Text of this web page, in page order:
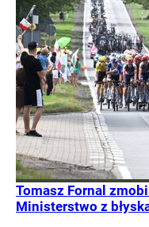
Tomasz Fornal
Ministerstwo z